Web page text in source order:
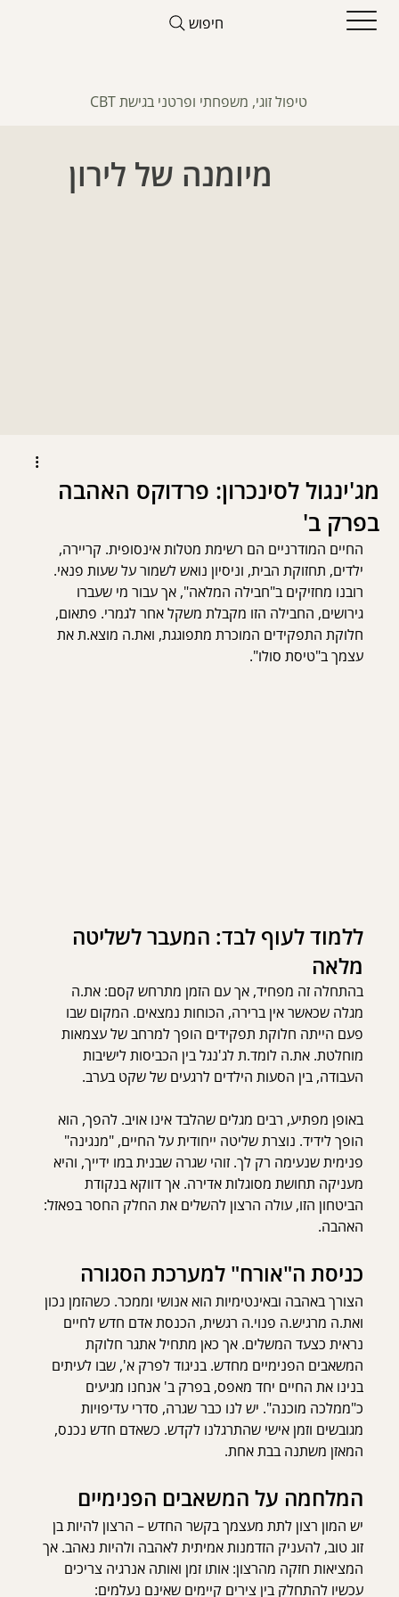
חיפוש
טיפול זוגי, משפחתי ופרטני בגישת CBT
מיומנה של לירון
מג'ינגול לסינכרון: פרדוקס האהבה
בפרק ב'
החיים המודרניים הם רשימת מטלות אינסופית. קריירה,
ילדים, תחזוקת הבית, וניסיון נואש לשמור על שעות פנאי.
רובנו מחזיקים ב"חבילה המלאה", אך עבור מי שעברו
גירושים, החבילה הזו מקבלת משקל אחר לגמרי. פתאום,
חלוקת התפקידים המוכרת מתפוגגת, ואת.ה מוצא.ת את
עצמך ב"טיסת סולו".
ללמוד לעוף לבד: המעבר לשליטה
מלאה
בהתחלה זה מפחיד, אך עם הזמן מתרחש קסם: את.ה
מגלה שכאשר אין ברירה, הכוחות נמצאים. המקום שבו
פעם הייתה חלוקת תפקידים הופך למרחב של עצמאות
מוחלטת. את.ה לומד.ת לג'נגל בין הכביסות לישיבות
העבודה, בין הסעות הילדים לרגעים של שקט בערב.
באופן מפתיע, רבים מגלים שהלבד אינו אויב. להפך, הוא
הופך לידיד. נוצרת שליטה ייחודית על החיים, "מנגינה"
פנימית שנעימה רק לך. זוהי שגרה שבנית במו ידייך, והיא
מעניקה תחושת מסוגלות אדירה. אך דווקא בנקודת
הביטחון הזו, עולה הרצון להשלים את החלק החסר בפאזל:
האהבה.
כניסת ה"אורח" למערכת הסגורה
הצורך באהבה ובאינטימיות הוא אנושי וממכר. כשהזמן נכון
ואת.ה מרגיש.ה פנוי.ה רגשית, הכנסת אדם חדש לחיים
נראית כצעד המשלים. אך כאן מתחיל אתגר חלוקת
המשאבים הפנימיים מחדש. בניגוד לפרק א', שבו לעיתים
בנינו את החיים יחד מאפס, בפרק ב' אנחנו מגיעים
כ"ממלכה מוכנה". יש לנו כבר שגרה, סדרי עדיפויות
מגובשים וזמן אישי שהתרגלנו לקדש. כשאדם חדש נכנס,
המאזן משתנה בבת אחת.
המלחמה על המשאבים הפנימיים
יש המון רצון לתת מעצמך בקשר החדש – הרצון להיות בן
זוג טוב, להעניק הזדמנות אמיתית לאהבה ולהיות נאהב. אך
המציאות חזקה מהרצון: אותו זמן ואותה אנרגיה צריכים
עכשיו להתחלק בין צירים קיימים שאינם נעלמים: